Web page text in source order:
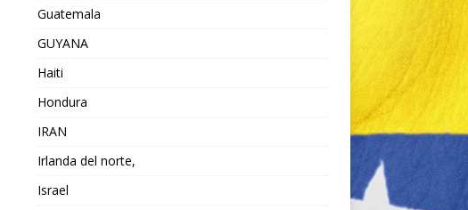
Guatemala
GUYANA
Haiti
Hondura
IRAN
Irlanda del norte,
Israel